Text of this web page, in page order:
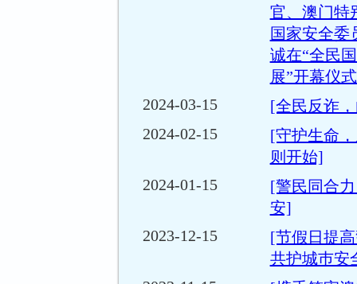
官、澳门特
国家安全委
诚在“全民
展”开幕仪
2024-03-15
[全民反诈
2024-02-15
[守护生命
则开始]
2024-01-15
[警民同合
安]
2023-12-15
[节假日提
共护城巿安